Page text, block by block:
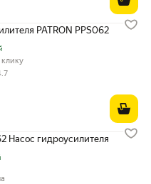
PATRON PPS062
Пэй 10617 ₽ вместо
клику
Насос гидроусилителя
Пэй 11945 ₽ вместо